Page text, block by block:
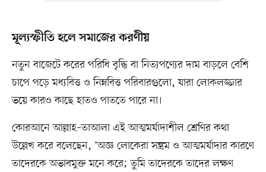
মূল্যস্ফীতি হলে সমাজের করণীয়
নতুন বাজেটে করের পরিধি বৃদ্ধি বা নিত্যপণ্যের দাম বাড়লে বেশি
চাপে পড়ে মধ্যবিত্ত ও নিম্নবিত্ত পরিবারগুলো, যারা লোকলজ্জার
ভয়ে কারও কাছে হাতও পাততে পারে না।
কোরআনে আল্লাহ–তাআলা এই আত্মমর্যাদাশীল শ্রেণির কথা
উল্লেখ করে বলেছেন, ‘অজ্ঞ লোকেরা সম্ভ্রম ও আত্মমর্যাদার কারণে
তাদেরকে অভাবমুক্ত মনে করে; তুমি তাদেরকে তাদের লক্ষণ